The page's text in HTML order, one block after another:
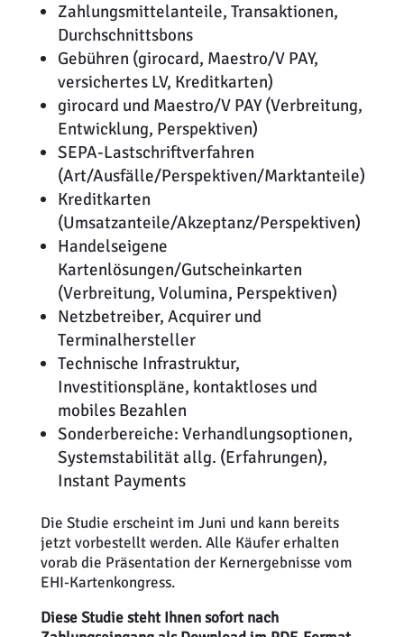
Zahlungsmittelanteile, Transaktionen,
Durchschnittsbons
Gebühren (girocard, Maestro/V PAY,
versichertes LV, Kreditkarten)
girocard und Maestro/V PAY (Verbreitung,
Entwicklung, Perspektiven)
SEPA-Lastschriftverfahren
(Art/Ausfälle/Perspektiven/Marktanteile)
Kreditkarten
(Umsatzanteile/Akzeptanz/Perspektiven)
Handelseigene
Kartenlösungen/Gutscheinkarten
(Verbreitung, Volumina, Perspektiven)
Netzbetreiber, Acquirer und
Terminalhersteller
Technische Infrastruktur,
Investitionspläne, kontaktloses und
mobiles Bezahlen
Sonderbereiche: Verhandlungsoptionen,
Systemstabilität allg. (Erfahrungen),
Instant Payments
Die Studie erscheint im Juni und kann bereits
jetzt vorbestellt werden. Alle Käufer erhalten
vorab die Präsentation der Kernergebnisse vom
EHI-Kartenkongress.
Diese Studie steht Ihnen sofort nach